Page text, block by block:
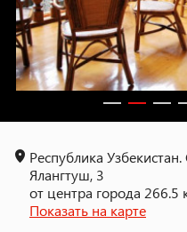
Республика
Ялангтуш, 3
от центра города 266.5
Показать на карте